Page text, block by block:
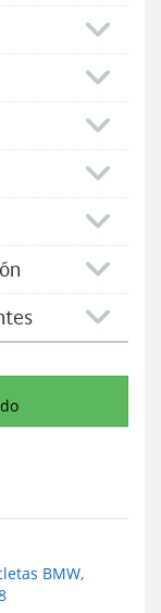
BMW,